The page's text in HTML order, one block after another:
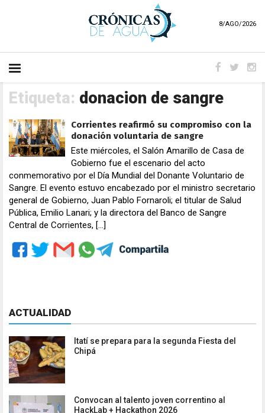
8/AGO/2026
Etiqueta: donacion de sangre
Corrientes reafirmó su compromiso con la
donación voluntaria de sangre
Este miércoles, el Salón Amarillo de Casa de
Gobierno fue el escenario del acto
conmemorativo por el Día Mundial del Donante Voluntario de
Sangre. El evento estuvo encabezado por el ministro secretario
general de Gobierno, Juan Pablo Fornaroli; el titular de Salud
Pública, Emilio Lanari; y la directora del Banco de Sangre
Central de Corrientes, […]
ACTUALIDAD
Itatí se prepara para la segunda Fiesta del
Chipá
Convocan al talento joven correntino al
HackLab + Hackathon 2026